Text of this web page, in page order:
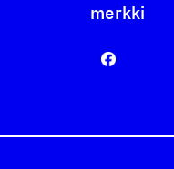
merkki